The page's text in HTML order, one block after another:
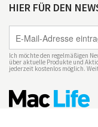
HIER FÜR DEN
Ich möchte den regelmäßigen
über aktuelle Produkte und
jederzeit kostenlos möglich.